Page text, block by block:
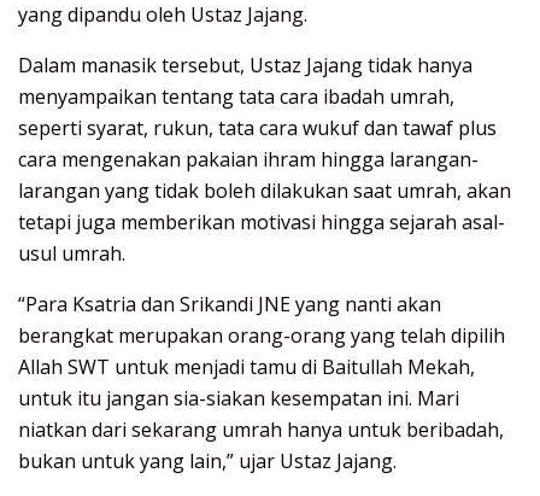
yang dipandu oleh Ustaz Jajang.
Dalam manasik tersebut, Ustaz Jajang tidak hanya
menyampaikan tentang tata cara ibadah umrah,
seperti syarat, rukun, tata cara wukuf dan tawaf plus
cara mengenakan pakaian ihram hingga larangan-
larangan yang tidak boleh dilakukan saat umrah, akan
tetapi juga memberikan motivasi hingga sejarah asal-
usul umrah.
“Para Ksatria dan Srikandi JNE yang nanti akan
berangkat merupakan orang-orang yang telah dipilih
Allah SWT untuk menjadi tamu di Baitullah Mekah,
untuk itu jangan sia-siakan kesempatan ini. Mari
niatkan dari sekarang umrah hanya untuk beribadah,
bukan untuk yang lain,” ujar Ustaz Jajang.